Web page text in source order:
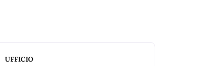
UFFICIO